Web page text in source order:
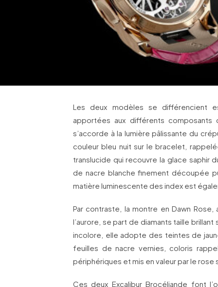
Les deux modèles se différencient
apportées aux différents composants
s’accorde à la lumière pâlissante du
couleur bleu nuit sur le bracelet,
translucide qui recouvre la glace saphir
de nacre blanche finement découpée
matière luminescente des index est
Par contraste, la montre en Dawn
l’aurore, se part de diamants taille brillant
incolore, elle adopte des teintes de
feuilles de nacre vernies, coloris
périphériques et mis en valeur par le
Ces deux Excalibur Brocéliande font